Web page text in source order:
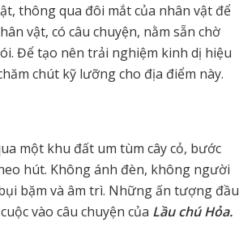
thông qua đôi mắt của nhân vật để
vật, có câu chuyện, nằm sẵn chờ
Để tạo nên trải nghiệm kinh dị hiệu
chút kỹ lưỡng cho địa điểm này.
một khu đất um tùm cây cỏ, bước
hút. Không ánh đèn, không người
bặm và âm trì. Những ấn tượng đầu
vào câu chuyện của Lầu chú Hỏa.